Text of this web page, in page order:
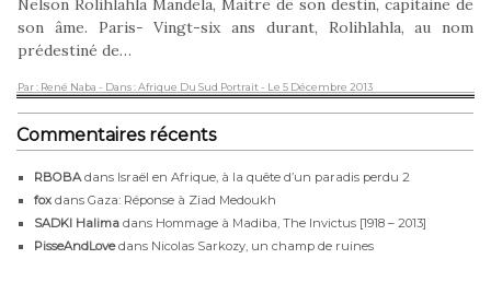
son âme. Paris- Vingt-six ans durant, Rolihlahla, au nom
prédestiné de…
Par : René Naba - Dans : Afrique Du Sud Portrait- Le 5 Décembre 2013
Commentaires récents
RBOBA dans Israël en Afrique, à la quête d’un paradis perdu 2
fox dans Gaza: Réponse à Ziad Medoukh
SADKI Halima dans Hommage à Madiba, The Invictus [1918 – 2013]
PisseAndLovedans Nicolas Sarkozy, un champ de ruines